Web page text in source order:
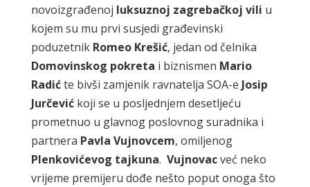
novoizgrađenoj luksuznoj zagrebačkoj vili u
kojem su mu prvi susjedi građevinski
poduzetnik Romeo Krešić, jedan od čelnika
Domovinskog pokreta i biznismen Mario
Radićte bivši zamjenik ravnatelja SOA-e Josip
Jurčevićkoji se u posljednjem desetljeću
prometnuo u glavnog poslovnog suradnika i
partnera Pavla Vujnovcem, omiljenog
Plenkovićevog tajkuna. Vujnovacveć neko
vrijeme premijeru dođe nešto poput onoga što